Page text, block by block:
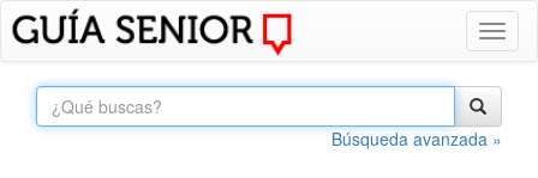
Búsqueda avanzada »